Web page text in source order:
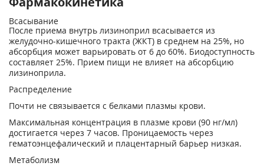
Всасывание
После приема внутрь лизиноприл всасывается из
желудочно-кишечного тракта (ЖКТ) в среднем на 25%, но
абсорбция может варьировать от 6 до 60%. Биодоступность
составляет 25%. Прием пищи не влияет на абсорбцию
лизиноприла.
Распределение
Почти не связывается с белками плазмы крови.
Максимальная концентрация в плазме крови (90 нг/мл)
достигается через 7 часов. Проницаемость через
гематоэнцефалический и плацентарный барьер низкая.
Метаболизм